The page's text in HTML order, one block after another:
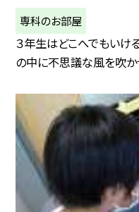
専科のお部屋
３年生はどこへでもいけ
の中に不思議な風を吹か